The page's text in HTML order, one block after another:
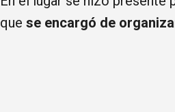
que se encargó de